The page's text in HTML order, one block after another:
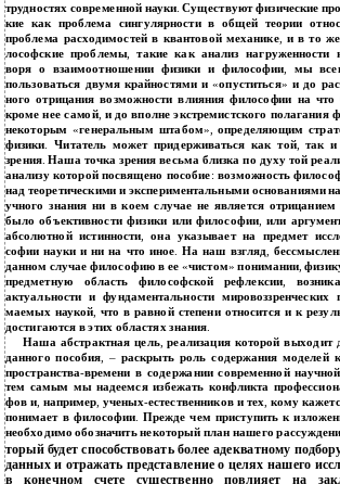
трудностях современной науки.Существуют физические
кие как проблема сингулярности в общей теории
проблема расходимостей в квантовой механике, и в то
лософские проблемы,такие как анализ нагруженности
воря о взаимоотношении физики и философии, мы
пользоваться двумя крайностями и«опуститься»и до
ного отрицания возможности влияния философии на
кроме нее самой, и до вполне экстремистского полагания
некоторым«генеральным штабом»,определяющим
физики. Читатель может придерживаться как той,так и
зрения.Наша точка зрения весьма близка по духу той
анализу которой посвящено пособие:возможность
над теоретическими и экспериментальными основаниями
учного знания ни в коем случае не является
было объективности физики или философии, или
абсолютной истинности,она указывает на предмет
софии науки и ни на что иное.На наш взгляд,
данном случае философию в ее «чистом»понимании,
предметную область философской рефлексии,
актуальности и фундаментальности мировоззренческих
маемых наукой, что в равной степени относится и к
достигаются в этих областях знания.
Наша абстрактная цель,реализация которой выходит
данного пособия , – раскрыть роль содержания моделей
пространства-времени в содержании современной
тем самым мы надеемся избежать конфликта
фов и, например, ученых-естественников и тех,кому
понимает в философии.Прежде чем приступить к
необходимо обозначить некоторый план нашего
торый будет способствовать более адекватному
данных и отражать представление о целях нашего
в конечном счете существенно повлияет на